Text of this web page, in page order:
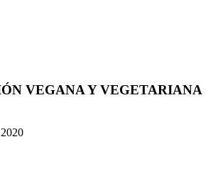
VEGANA Y VEGETARIANA